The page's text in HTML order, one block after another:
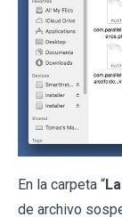
En la carpeta “
de archivo